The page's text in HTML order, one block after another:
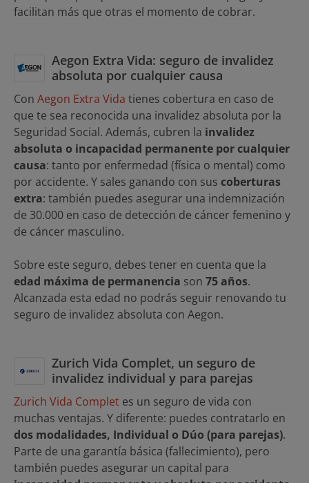
facilitan más que otras el momento de cobrar.
Aegon Extra Vida: seguro de invalidez
absoluta por cualquier causa
Con Aegon Extra Vida tienes cobertura en caso de
que te sea reconocida una invalidez absoluta por la
Seguridad Social. Además, cubren la invalidez
absoluta o incapacidad permanente por cualquier
causa: tanto por enfermedad (física o mental) como
por accidente. Y sales ganando con sus coberturas
extra: también puedes asegurar una indemnización
de 30.000 en caso de detección de cáncer femenino y
de cáncer masculino.
Sobre este seguro, debes tener en cuenta que la
edad máxima de permanencia son 75 años.
Alcanzada esta edad no podrás seguir renovando tu
seguro de invalidez absoluta con Aegon.
Zurich Vida Complet, un seguro de
invalidez individual y para parejas
Zurich Vida Complet es un seguro de vida con
muchas ventajas. Y diferente: puedes contratarlo en
dos modalidades, Individual o Dúo (para parejas).
Parte de una garantía básica (fallecimiento), pero
también puedes asegurar un capital para